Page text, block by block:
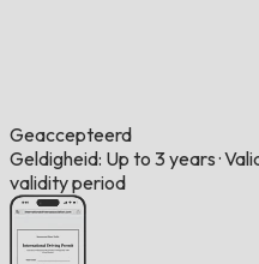
Geaccepteerd
Geldigheid: Up to 3 years ·
validity period